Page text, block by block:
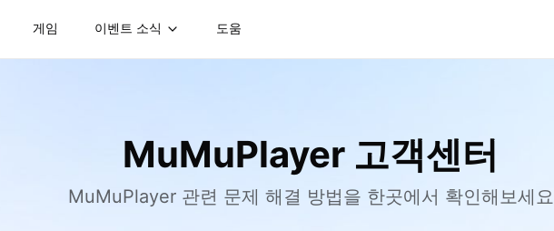
게임 이벤트 소식 도움
MuMuPlayer 고객센터
MuMuPlayer 관련 문제 해결 방법을 한곳에서 확인해보세요